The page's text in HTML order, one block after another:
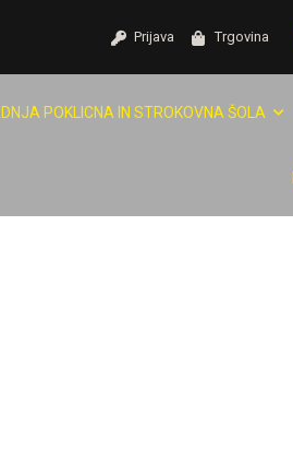
Prijava Trgovina
POKLICNA IN STROKOVNA ŠOLA